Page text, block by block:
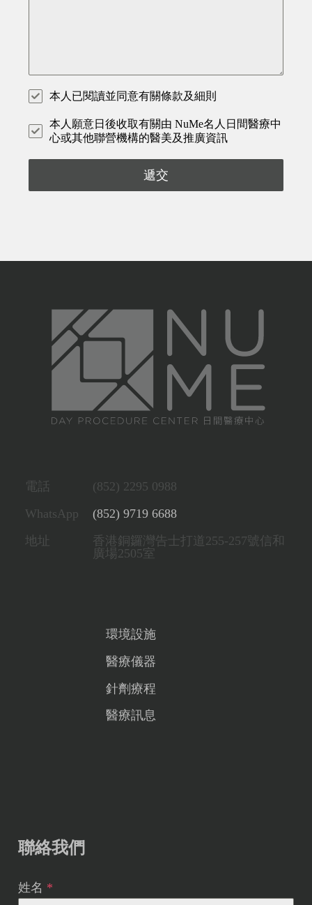
本人已閱讀並同意有關條款及細則
本人願意日後收取有關由 NuMe名人日間醫療中
心或其他聯營機構的醫美及推廣資訊
遞交
電話
(852) 2295 0988
WhatsApp
(852) 9719 6688
地址
香港銅鑼灣告士打道255-257號信和
廣場2505室
環境設施
醫療儀器
針劑療程
醫療訊息
聯絡我們
姓名 *